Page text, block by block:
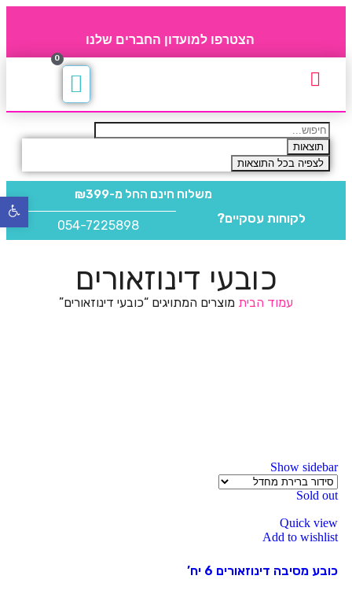
הצטרפו למועדון החברים שלנו
0
תוצאות
לצפיה בכל התוצאות
משלוח חינם החל מ-₪399
לקוחות עסקיים? 054-7225898
כובעי דינוזאורים
עמוד הבית מוצרים המתויגים “כובעי דינוזאורים”
Show sidebar
Sold out
Quick view
Add to wishlist
כובע מסיבה דינוזאורים 6 יח’
פתח